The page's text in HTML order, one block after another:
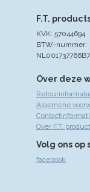
Over deze
Algemene
Over F.T.
Volg ons op
facebook
F.T.
KVK: 57044694
BTW-nummer: